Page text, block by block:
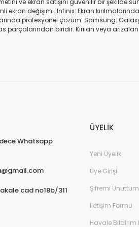
ve ekran satışını güvenilir bir şekilde
ekran değişimi. Infinix: Ekran
profesyonel çözüm. Samsung:
parçalarından biridir. Kırılan veya
ediniz. HK-ZY-A.Kalite ekran: Daha
Whatsapp
cad no18b/311
ÜYELİK
Yeni Üyelik
Üye Girişi
Şifremi Unuttum
İletişim Formu
Havale Bildirim